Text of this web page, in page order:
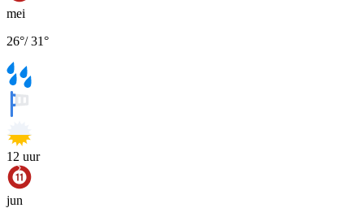
mei
26°/31°
12 uur
jun